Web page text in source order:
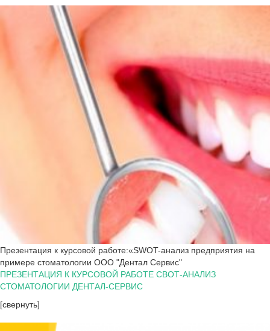
Презентация к курсовой работе:«SWOT-анализ предприятия на
примере стоматологии ООО "Дентал Сервис"
ПРЕЗЕНТАЦИЯ К КУРСОВОЙ РАБОТЕ СВОТ-АНАЛИЗ
СТОМАТОЛОГИИ ДЕНТАЛ-СЕРВИС
[свернуть]